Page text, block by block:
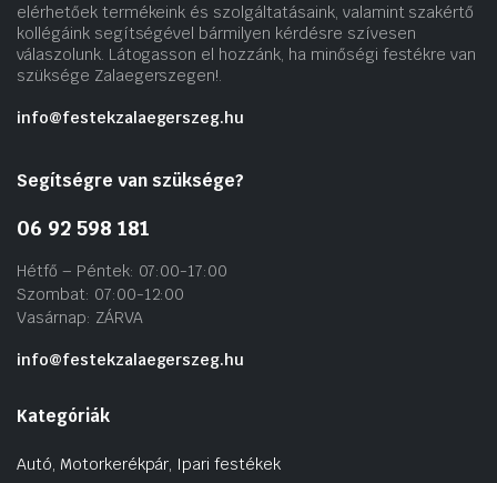
elérhetőek termékeink és szolgáltatásaink, valamint szakértő
kollégáink segítségével bármilyen kérdésre szívesen
válaszolunk. Látogasson el hozzánk, ha minőségi festékre van
szüksége Zalaegerszegen!.
info@festekzalaegerszeg.hu
Segítségre van szüksége?
06 92 598 181
Hétfő – Péntek: 07:00-17:00
Szombat: 07:00-12:00
Vasárnap: ZÁRVA
info@festekzalaegerszeg.hu
Kategóriák
Autó, Motorkerékpár, Ipari festékek